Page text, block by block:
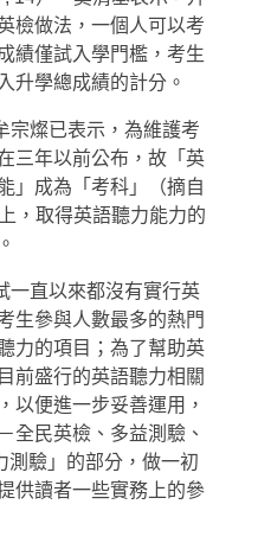
檢做法，一個人可以考
績僅試入學門檻，考生
升學總成績的計分。
燦已表示，為維護考
三年以前公布，故「英
」成為「考科」（摘自
，取得英語聽力能力的
直以來都沒有實行英
生參與人數最多的熱門
力的項目；為了幫助英
前盛行的英語聽力相關
以便進一步妥善運用，
全民英檢、多益測驗、
測驗」的部分，做一初
供讀者一些實務上的參